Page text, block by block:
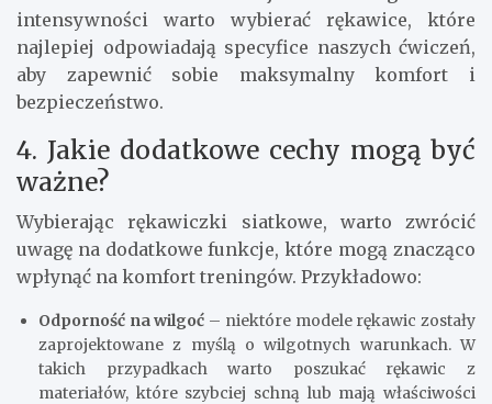
intensywności warto wybierać rękawice, które
najlepiej odpowiadają specyfice naszych ćwiczeń,
aby zapewnić sobie maksymalny komfort i
bezpieczeństwo.
4. Jakie dodatkowe cechy mogą być
ważne?
Wybierając rękawiczki siatkowe, warto zwrócić
uwagę na dodatkowe funkcje, które mogą znacząco
wpłynąć na komfort treningów. Przykładowo:
Odporność na wilgoć – niektóre modele rękawic zostały
zaprojektowane z myślą o wilgotnych warunkach. W
takich przypadkach warto poszukać rękawic z
materiałów, które szybciej schną lub mają właściwości